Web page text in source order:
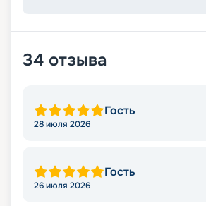
34 отзыва
Гость
28 июля 2026
Гость
26 июля 2026